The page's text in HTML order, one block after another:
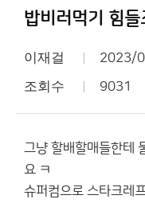
밥비러먹기 힘들
이재걸 2023/
조회수 9031
그냥 할배할매들한테
요 ㅋ
슈퍼컴으로 스타크레